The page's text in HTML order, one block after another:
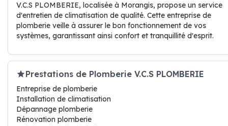
V.C.S PLOMBERIE, localisée à Morangis, propose un service
d'entretien de climatisation de qualité. Cette entreprise de
plomberie veille à assurer le bon fonctionnement de vos
systèmes, garantissant ainsi confort et tranquillité d'esprit.
Prestations de Plomberie V.C.S PLOMBERIE
Entreprise de plomberie
Installation de climatisation
Dépannage plomberie
Rénovation plomberie